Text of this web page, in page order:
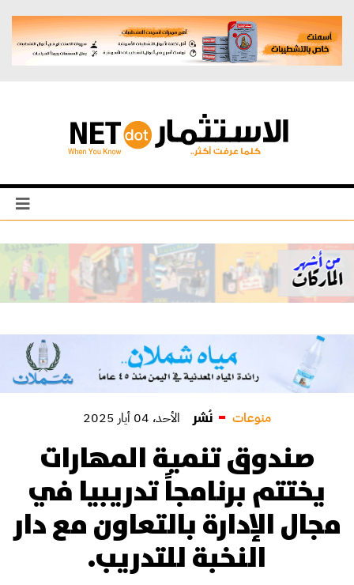
منوعات نُشر الأحد، 04 أيار 2025
صندوق تنمية المهارات
يختتم برنامجاً تدريبيا في
مجال الإدارة بالتعاون مع دار
النخبة للتدريب.